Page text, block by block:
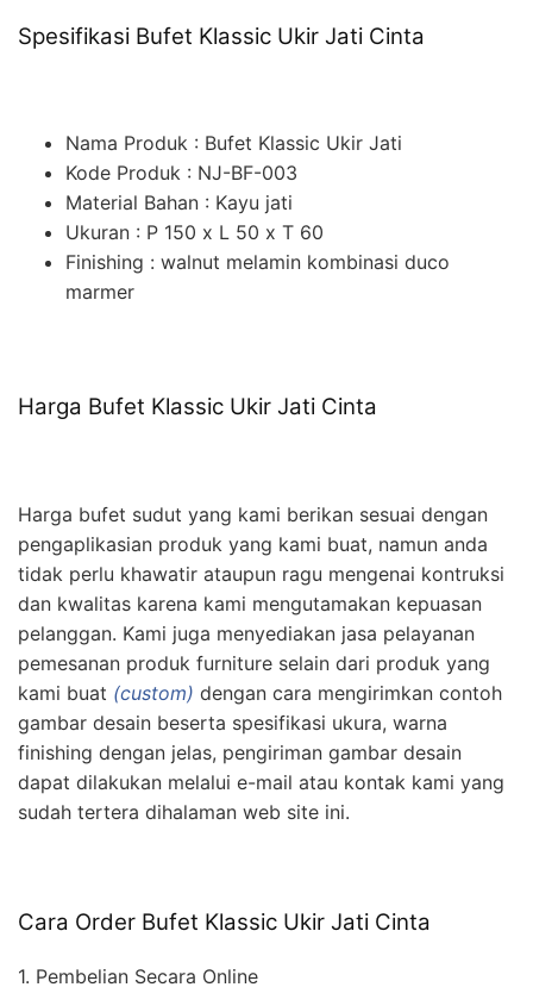
Spesifikasi Bufet Klassic Ukir Jati Cinta
Nama Produk : Bufet Klassic Ukir Jati
Kode Produk : NJ-BF-003
Material Bahan : Kayu jati
Ukuran : P 150 x L 50 x T 60
Finishing : walnut melamin kombinasi duco
marmer
Harga Bufet Klassic Ukir Jati Cinta
Harga bufet sudut yang kami berikan sesuai dengan
pengaplikasian produk yang kami buat, namun anda
tidak perlu khawatir ataupun ragu mengenai kontruksi
dan kwalitas karena kami mengutamakan kepuasan
pelanggan. Kami juga menyediakan jasa pelayanan
pemesanan produk furniture selain dari produk yang
kami buat (custom) dengan cara mengirimkan contoh
gambar desain beserta spesifikasi ukura, warna
finishing dengan jelas, pengiriman gambar desain
dapat dilakukan melalui e-mail atau kontak kami yang
sudah tertera dihalaman web site ini.
Cara Order Bufet Klassic Ukir Jati Cinta
1. Pembelian Secara Online